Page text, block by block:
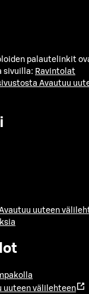
palautelinkit
sivuilla: Ravintolat
Avautuu
uuteen
uuteen välilehteen